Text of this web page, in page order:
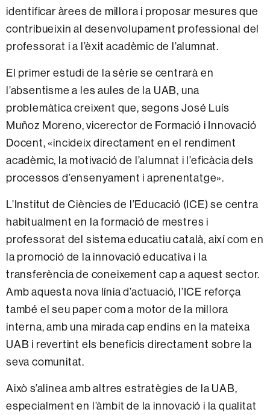
identificar àrees de millora i proposar mesures que
contribueixin al desenvolupament professional del
professorat i a l’èxit acadèmic de l’alumnat.
El primer estudi de la sèrie se centrarà en
l’absentisme a les aules de la UAB, una
problemàtica creixent que, segons José Luís
Muñoz Moreno, vicerector de Formació i Innovació
Docent, «incideix directament en el rendiment
acadèmic, la motivació de l’alumnat i l’eficàcia dels
processos d’ensenyament i aprenentatge».
L’Institut de Ciències de l’Educació (ICE) se centra
habitualment en la formació de mestres i
professorat del sistema educatiu català, així com en
la promoció de la innovació educativa i la
transferència de coneixement cap a aquest sector.
Amb aquesta nova línia d’actuació, l’ICE reforça
també el seu paper com a motor de la millora
interna, amb una mirada cap endins en la mateixa
UAB i revertint els beneficis directament sobre la
seva comunitat.
Això s’alinea amb altres estratègies de la UAB,
especialment en l’àmbit de la innovació i la qualitat